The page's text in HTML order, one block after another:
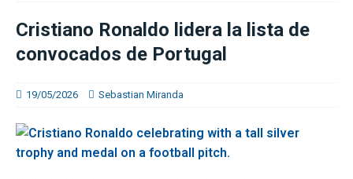
Cristiano Ronaldo lidera la lista de
convocados de Portugal
19/05/2026 Sebastian Miranda